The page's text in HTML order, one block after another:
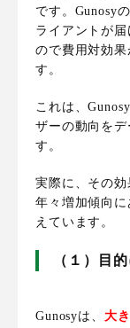
です。Gunosy
ライアントが
ので費用対効果
す。
これは、
ザーの動向を
す。
実際に、その効
年々増加傾向
えています。
（１）目
Gunosyは、 大